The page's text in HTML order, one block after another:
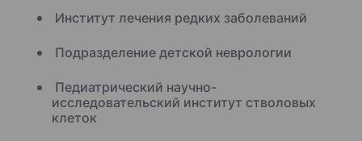
Институт лечения редких заболеваний
Подразделение детской неврологии
Педиатрический научно-
исследовательский институт стволовых
клеток